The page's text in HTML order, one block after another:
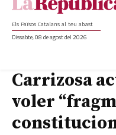
Els Països Catalans al teu abast
Dissabte, 08 de agost del 2026
Carrizosa
voler